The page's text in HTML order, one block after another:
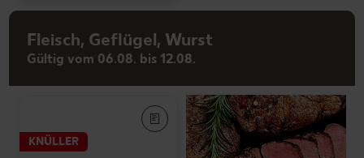
Fleisch, Geflügel, Wurst
Gültig vom 06.08. bis 12.08.
KNÜLLER